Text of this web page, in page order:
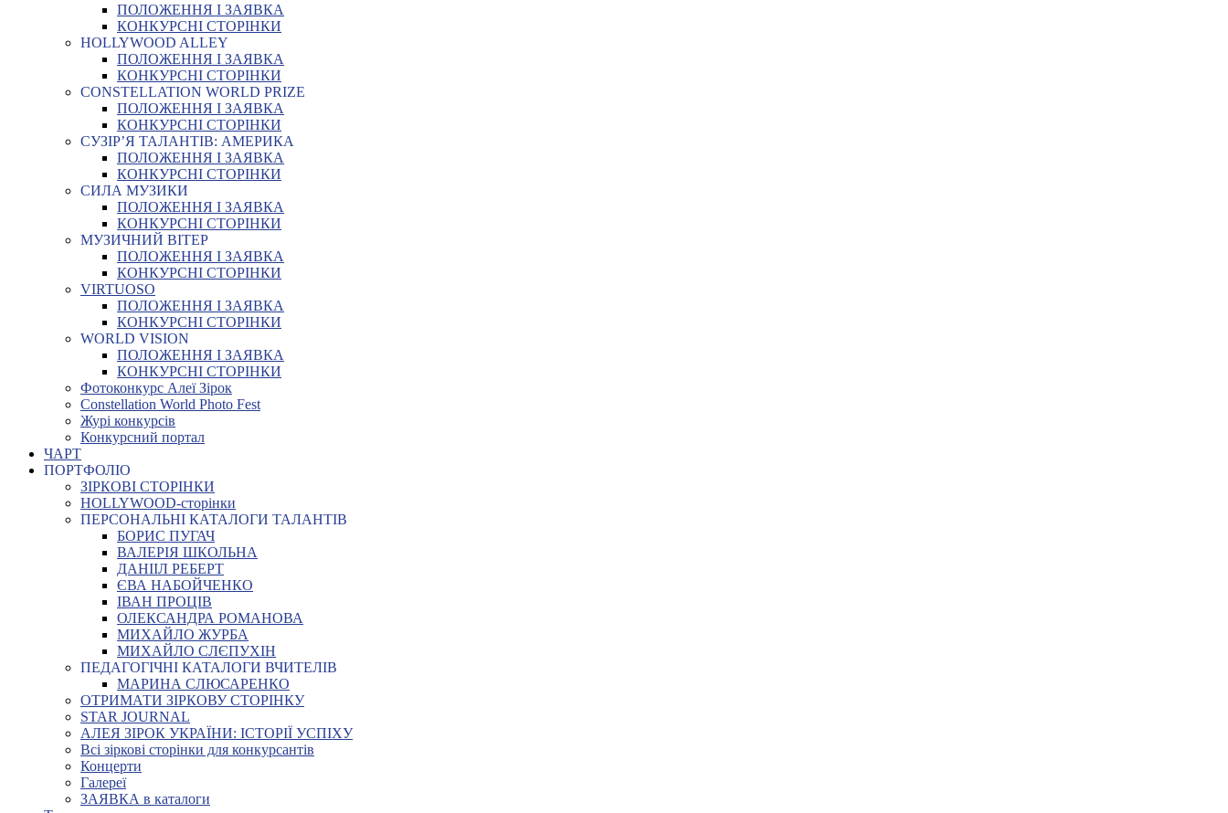
ПОЛОЖЕННЯ І ЗАЯВКА
КОНКУРСНІ СТОРІНКИ
HOLLYWOOD ALLEY
ПОЛОЖЕННЯ І ЗАЯВКА
КОНКУРСНІ СТОРІНКИ
CONSTELLATION WORLD PRIZE
ПОЛОЖЕННЯ І ЗАЯВКА
КОНКУРСНІ СТОРІНКИ
СУЗІР’Я ТАЛАНТІВ: АМЕРИКА
ПОЛОЖЕННЯ І ЗАЯВКА
КОНКУРСНІ СТОРІНКИ
СИЛА МУЗИКИ
ПОЛОЖЕННЯ І ЗАЯВКА
КОНКУРСНІ СТОРІНКИ
МУЗИЧНИЙ ВІТЕР
ПОЛОЖЕННЯ І ЗАЯВКА
КОНКУРСНІ СТОРІНКИ
VIRTUOSO
ПОЛОЖЕННЯ І ЗАЯВКА
КОНКУРСНІ СТОРІНКИ
WORLD VISION
ПОЛОЖЕННЯ І ЗАЯВКА
КОНКУРСНІ СТОРІНКИ
Фотоконкурс Алеї Зірок
Constellation World Photo Fest
Журі конкурсів
Конкурсний портал
ЧАРТ
ПОРТФОЛІО
ЗІРКОВІ СТОРІНКИ
HOLLYWOOD-сторінки
ПЕРСОНАЛЬНІ КАТАЛОГИ ТАЛАНТІВ
БОРИС ПУГАЧ
ВАЛЕРІЯ ШКОЛЬНА
ДАНІІЛ РЕБЕРТ
ЄВА НАБОЙЧЕНКО
ІВАН ПРОЦІВ
ОЛЕКСАНДРА РОМАНОВА
МИХАЙЛО ЖУРБА
МИХАЙЛО СЛЄПУХІН
ПЕДАГОГІЧНІ КАТАЛОГИ ВЧИТЕЛІВ
МАРИНА СЛЮСАРЕНКО
ОТРИМАТИ ЗІРКОВУ СТОРІНКУ
STAR JOURNAL
АЛЕЯ ЗІРОК УКРАЇНИ: ІСТОРІЇ УСПІХУ
Всі зіркові сторінки для конкурсантів
Концерти
Галереї
ЗАЯВКА в каталоги